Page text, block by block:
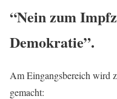
“Nein zum
Demokratie”.
Am Eingangsbereich wird
gemacht: